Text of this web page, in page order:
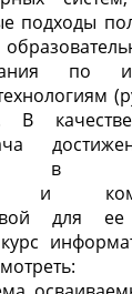
подходы
по
качестве
в
и
для ее